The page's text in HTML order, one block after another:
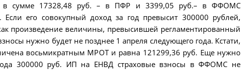
в сумме 17328,48 руб. – в ПФР и 3399,05 руб.– в ФФОМС
Если его совокупный доход за год превысит 300000 рублей,
произведение величины, превысившей регламентированный
нужно будет не позднее 1 апреля следующего года. Кстати,
восьмикратным МРОТ и равна 121299,36 руб. Еще нужно
300000 руб. ИП на ЕНВД страховые взносы в ФФОМС не